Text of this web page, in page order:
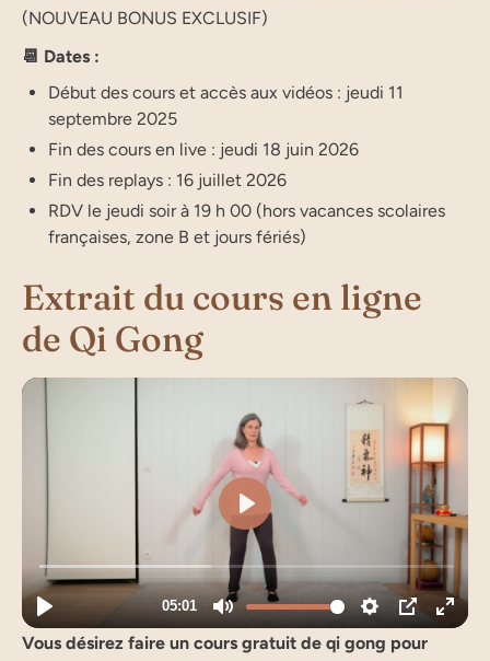
(NOUVEAU BONUS EXCLUSIF)
📆 Dates :
Début des cours et accès aux vidéos : jeudi 11
septembre 2025
Fin des cours en live : jeudi 18 juin 2026
Fin des replays : 16 juillet 2026
RDV le jeudi soir à 19 h 00 (hors vacances scolaires
françaises, zone B et jours fériés)
Extrait du cours en ligne
de Qi Gong
Vous désirez faire un cours gratuit de qi gong pour